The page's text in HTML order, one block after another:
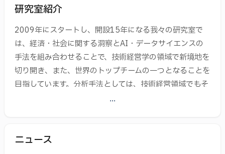
研究室紹介
2009年にスタートし、開設15年になる我々の研究室で
は、経済・社会に関する洞察とAI・データサイエンスの
手法を組み合わせることで、技術経営学の領域で新境地を
切り開き、また、世界のトップチームの一つとなることを
目指しています。分析手法としては、技術経営領域でもそ
の活用が期待されている機械学習・深層学習、ネットワー
います。
...
ニュース